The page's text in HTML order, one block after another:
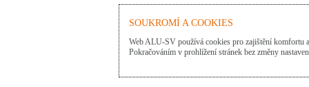
SOUKROMÍ A COOKIES
Web ALU-SV používá cookies pro zajištění komfortu
Pokračováním v prohlížení stránek bez změny